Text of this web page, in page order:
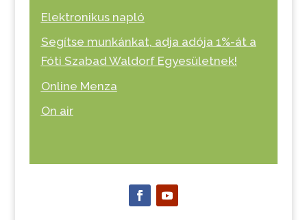
Elektronikus napló
Segítse munkánkat, adja adója 1%-át a
Fóti Szabad Waldorf Egyesületnek!
Online Menza
On air